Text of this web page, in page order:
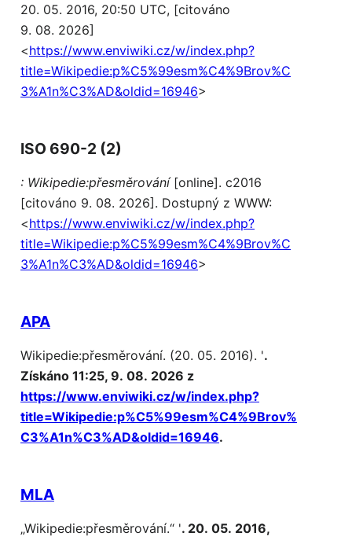
20. 05. 2016, 20:50 UTC, [citováno
9. 08. 2026]
<https://www.enviwiki.cz/w/index.php?
title=Wikipedie:p%C5%99esm%C4%9Brov%C
3%A1n%C3%AD&oldid=16946>
ISO 690-2 (2)
: Wikipedie:přesměrování[online]. c2016
[citováno 9. 08. 2026]. Dostupný z WWW:
<https://www.enviwiki.cz/w/index.php?
title=Wikipedie:p%C5%99esm%C4%9Brov%C
3%A1n%C3%AD&oldid=16946>
APA
Wikipedie:přesměrování. (20. 05. 2016). '.
Získáno 11:25, 9. 08. 2026 z
https://www.enviwiki.cz/w/index.php?
title=Wikipedie:p%C5%99esm%C4%9Brov%
C3%A1n%C3%AD&oldid=16946.
MLA
„Wikipedie:přesměrování.“ '. 20. 05. 2016,